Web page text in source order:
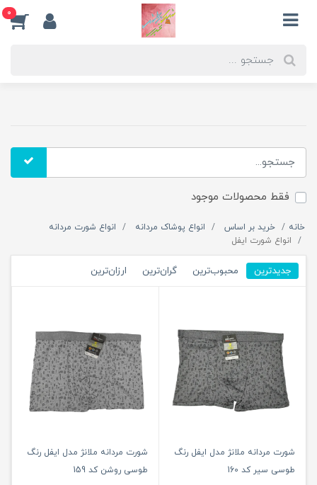
0
فقط محصولات موجود
خانه خرید بر اساس انواع پوشاک مردانه
انواع شورت مردانه
انواع شورت ایفل
جدیدترین محبوب‌ترین گران‌ترین ارزان‌ترین
شورت مردانه ملانژ مدل ایفل رنگ
طوسی سیر کد 160
شورت مردانه ملانژ مدل ایفل رنگ
طوسی روشن کد 159